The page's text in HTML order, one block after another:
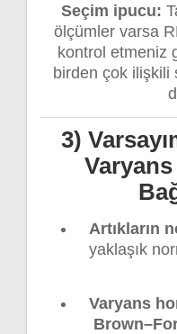
Seçim ipucu:
ölçümler varsa
kontrol etmeniz
birden çok ilişkili
3)
Artıkların
yaklaşık
Varyans